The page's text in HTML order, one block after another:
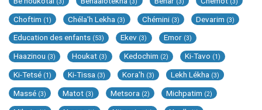
Choftim (1) Chéla'h Lekha (3) Chémini (3) Devarim (3)
Education des enfants (53) Ekev (3) Emor (3)
Haazinou (3) Houkat (3) Kedochim (2) Ki-Tavo (1)
Ki-Tetsé (1) Ki-Tissa (3) Kora'h (3) Lekh Lékha (3)
Massé (3) Matot (3) Metsora (2) Michpatim (2)